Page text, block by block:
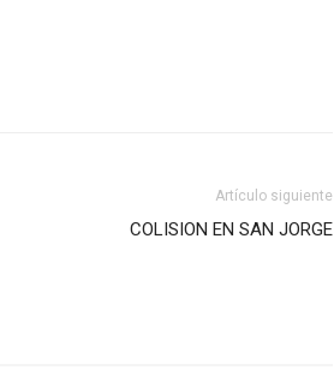
Artículo siguiente
COLISION EN SAN JORGE